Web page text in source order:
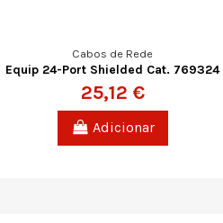
Cabos de Rede
Equip 24-Port Shielded Cat. 769324
25,12 €
Adicionar